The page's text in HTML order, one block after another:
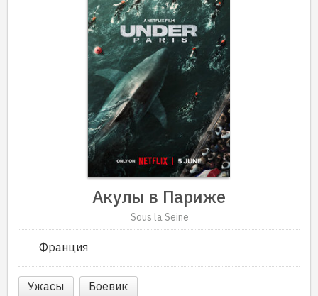
Акулы в Париже
Sous la Seine
Франция
Ужасы Боевик